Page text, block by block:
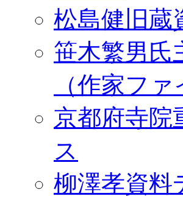
松島健旧蔵
笹木繁男氏
（作家ファ
京都府寺院
ス
柳澤孝資料